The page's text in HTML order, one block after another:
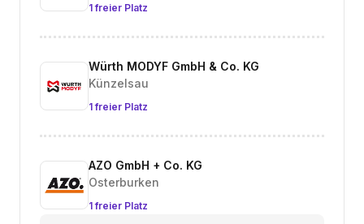
1 freier Platz
Würth MODYF GmbH & Co. KG
Künzelsau
1 freier Platz
AZO GmbH + Co. KG
Osterburken
1 freier Platz